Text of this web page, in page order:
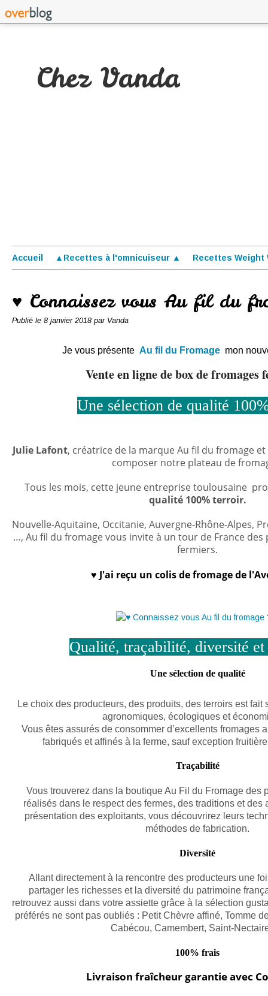
Chez Vanda
Accueil ▲Recettes à l'omnicuiseur ▲ Recettes Weight
♥ Connaissez vous Au fil du
Publié le 8 janvier 2018 par Vanda
Je vous présente Au fil du Fromage mon
Vente en ligne de box de
Une sélection de qualité
Julie Lafont, créatrice de la marque Au fil du fromage
composer notre plateau de
Tous les mois, cette jeune entreprise toulousaine
qualité 100% terroir.
Nouvelle-Aquitaine, Occitanie, Auvergne-Rhône-Alpes,
…, Au fil du fromage vous invite à un tour de France
fermiers.
♥ J'ai reçu un colis de fromage de
Qualité, traçabilité, diversité
Une sélection de qualité
Le choix des producteurs, des produits, des terroirs est
agronomiques, écologiques et
Vous êtes assurés de consommer d’excellents fromages
fabriqués et affinés à la ferme, sauf exception
Traçabilité
Vous trouverez dans la boutique Au Fil du Fromage des
réalisés dans le respect des fermes, des traditions et des
présentation des exploitants, vous découvrirez leurs
méthodes de fabrication.
Diversité
Allant directement à la rencontre des producteurs une
partager les richesses et la diversité du patrimoine
retrouvez aussi dans votre assiette grâce à la sélection
préférés ne sont pas oubliés : Petit Chèvre affiné, Tomme
Cabécou, Camembert, Saint-
100% frais
Livraison fraîcheur garantie avec